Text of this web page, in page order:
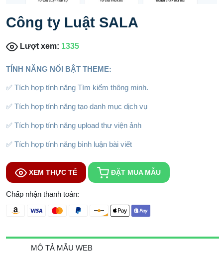
Công ty Luật SALA
Lượt xem: 1335
TÍNH NĂNG NỔI BẬT THEME:
✅ Tích hợp tính năng Tìm kiếm thông minh.
✅ Tích hợp tính năng tạo danh mục dịch vụ
✅ Tích hợp tính năng upload thư viện ảnh
✅ Tích hợp tính năng bình luận bài viết
XEM THỰC TẾ ĐẶT MUA MẪU
Chấp nhận thanh toán:
MÔ TẢ MẪU WEB